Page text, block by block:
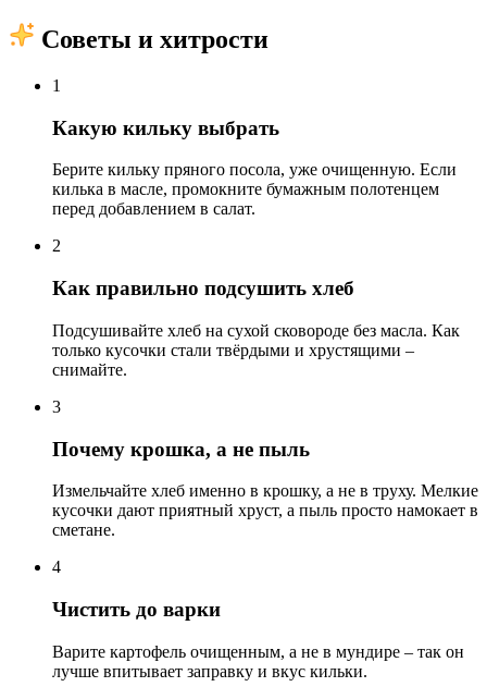
Советы и хитрости
1
Какую кильку выбрать
Берите кильку пряного посола, уже очищенную. Если
килька в масле, промокните бумажным полотенцем
перед добавлением в салат.
2
Как правильно подсушить хлеб
Подсушивайте хлеб на сухой сковороде без масла. Как
только кусочки стали твёрдыми и хрустящими –
снимайте.
3
Почему крошка, а не пыль
Измельчайте хлеб именно в крошку, а не в труху. Мелкие
кусочки дают приятный хруст, а пыль просто намокает в
сметане.
4
Чистить до варки
Варите картофель очищенным, а не в мундире – так он
лучше впитывает заправку и вкус кильки.